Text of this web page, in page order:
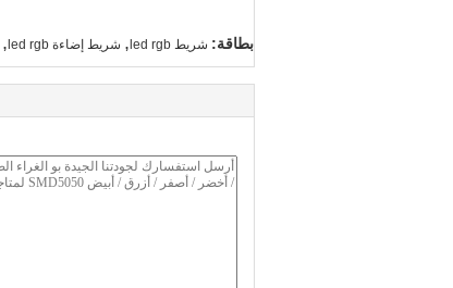
بطاقة: شريط led rgb , شريط إضاءة led rgb ,